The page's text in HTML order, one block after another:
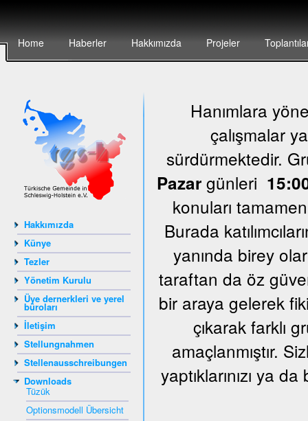
Home Haberler Hakkımızda Projeler
Hakkımızda
Künye
Tezler
Yönetim Kurulu
Üye dernerkleri ve yerel
büroları
İletişim
Stellungnahmen
Stellenausschreibungen
Downloads
Tüzük
Optionsmodell Übersicht
Hanımlara
çalışmalar
sürdürmektedir.
Pazar günleri
konuları
Burada
yanında birey
taraftan da öz
bir araya gelerek
çıkarak farklı
amaçlanmıştır.
yaptıklarınızı ya